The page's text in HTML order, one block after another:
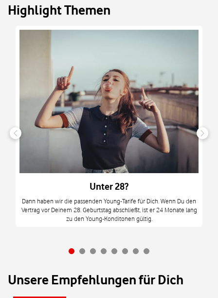
Highlight Themen
Unter 28?
Dann haben wir die passenden Young-Tarife für Dich. Wenn Du den
Vertrag vor Deinem 28. Geburtstag abschließt, ist er 24 Monate lang
zu den Young-Konditonen gültig.
Unsere Empfehlungen für Dich